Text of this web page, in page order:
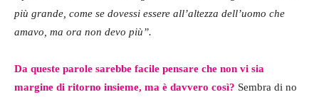
più grande, come se dovessi essere all’altezza dell’uomo che
amavo, ma ora non devo più”.
Da queste parole sarebbe facile pensare che non vi sia
margine di ritorno insieme, ma è davvero così? Sembra di no